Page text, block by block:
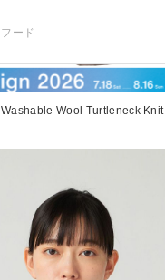
フード
Washable Wool Turtleneck Knit